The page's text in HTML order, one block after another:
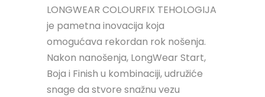
LONGWEAR COLOURFIX TEHOLOGIJA
je pametna inovacija koja
omogućava rekordan rok nošenja.
Nakon nanošenja, LongWear Start,
Boja i Finish u kombinaciji, udružiće
snage da stvore snažnu vezu